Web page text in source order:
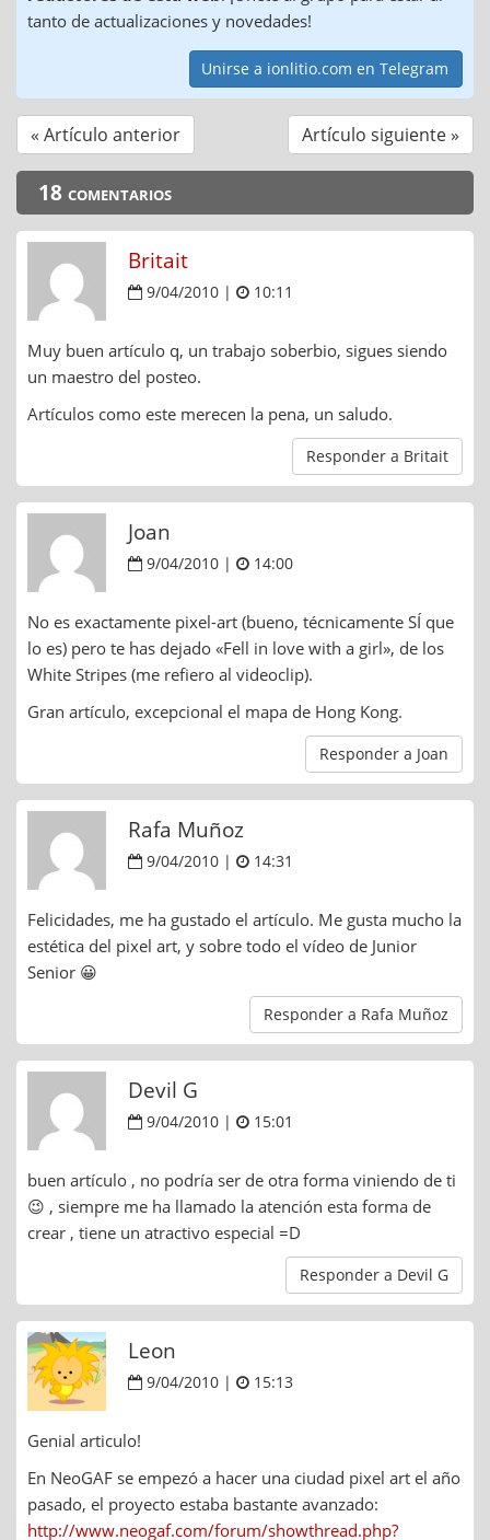
tanto de actualizaciones y novedades!
Unirse a ionlitio.com en Telegram
« Artículo anterior Artículo siguiente »
18 comentarios
Britait
9/04/2010 | 10:11
Muy buen artículo q, un trabajo soberbio, sigues siendo
un maestro del posteo.
Artículos como este merecen la pena, un saludo.
Responder a Britait
Joan
9/04/2010 | 14:00
No es exactamente pixel-art (bueno, técnicamente SÍ que
lo es) pero te has dejado «Fell in love with a girl», de los
White Stripes (me refiero al videoclip).
Gran artículo, excepcional el mapa de Hong Kong.
Responder a Joan
Rafa Muñoz
9/04/2010 | 14:31
Felicidades, me ha gustado el artículo. Me gusta mucho la
estética del pixel art, y sobre todo el vídeo de Junior
Senior 😀
Responder a Rafa Muñoz
Devil G
9/04/2010 | 15:01
buen artículo , no podría ser de otra forma viniendo de ti
😉 , siempre me ha llamado la atención esta forma de
crear , tiene un atractivo especial =D
Responder a Devil G
Leon
9/04/2010 | 15:13
Genial articulo!
En NeoGAF se empezó a hacer una ciudad pixel art el año
pasado, el proyecto estaba bastante avanzado:
http://www.neogaf.com/forum/showthread.php?